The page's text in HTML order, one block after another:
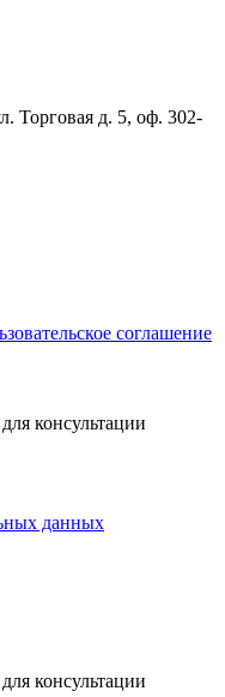
Торговая д. 5, оф. 302-
соглашение
консультации
данных
консультации